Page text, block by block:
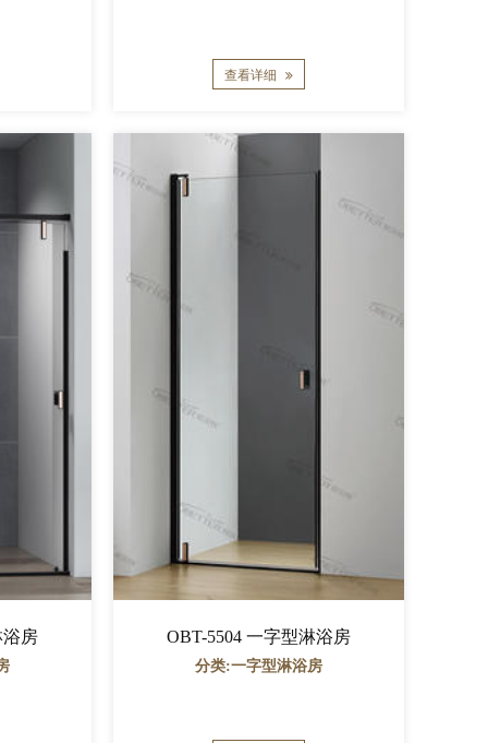
查看详细
浴房 OBT-5504 一字型淋浴房
分类:一字型淋浴房